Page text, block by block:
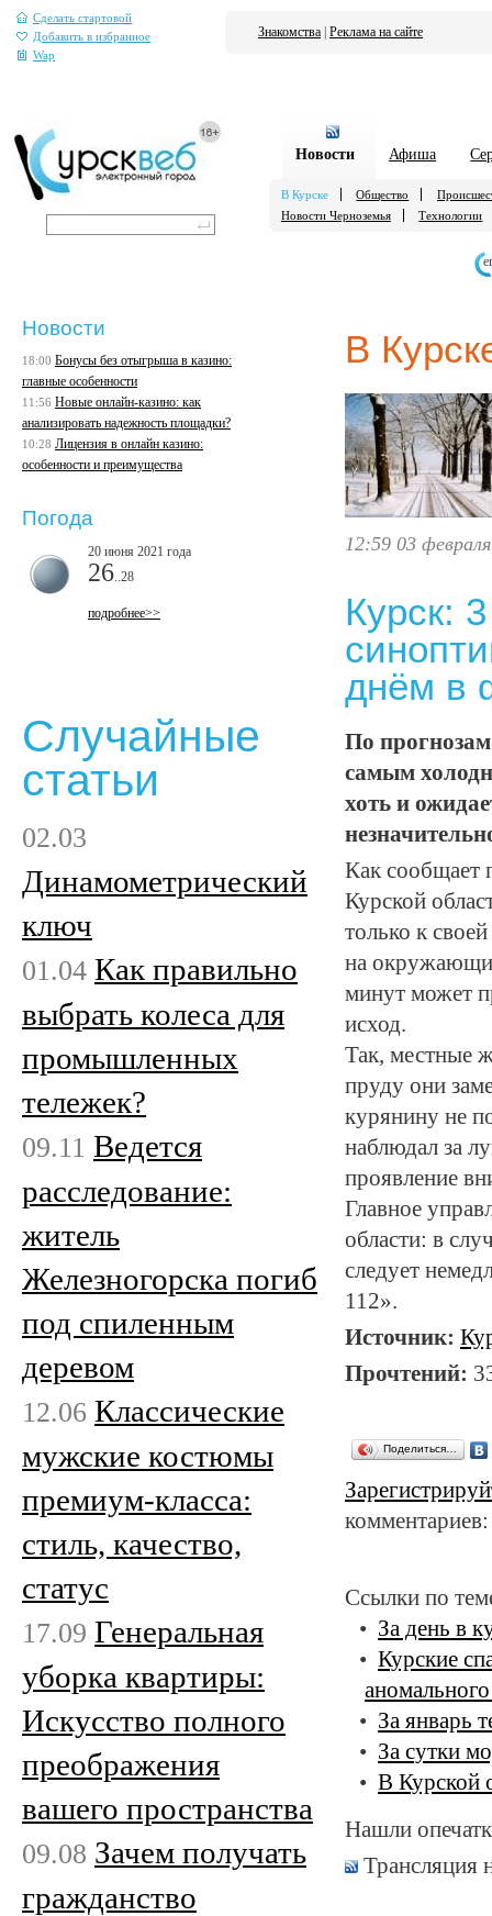
Сделать стартовой
Добавить в избранное
Wap
Знакомства Реклама на сайте
Новости Афиша
В Курске Общество
Новости Черноземья
Технологии
В
12:59 03
Курск:
днём в
По прогнозам
самым
хоть и
Как сообщает
Курской
только к
на
минут может
исход.
Так, местные
пруду они
курянину не
наблюдал за
проявление
Главное
области: в
следует
112».
Источник:
Прочтений:
Поделиться…
Ссылки по
За день в
Курские
За январь
За сутки
В Курской
Нашли
Трансляция
Новости
18:00 Бонусы без отыгрыша в казино:
главные особенности
11:56 Новые онлайн-казино: как
анализировать надежность площадки?
10:28 Лицензия в онлайн казино:
особенности и преимущества
Погода
20 июня 2021 года
26 ..28
подробнее>>
Случайные
статьи
02.03
Динамометрический
ключ
01.04 Как правильно
выбрать колеса для
промышленных
тележек?
09.11 Ведется
расследование:
житель
Железногорска погиб
под спиленным
деревом
12.06 Классические
мужские костюмы
премиум-класса:
стиль, качество,
статус
17.09 Генеральная
уборка квартиры:
Искусство полного
преображения
вашего пространства
09.08 Зачем получать
гражданство